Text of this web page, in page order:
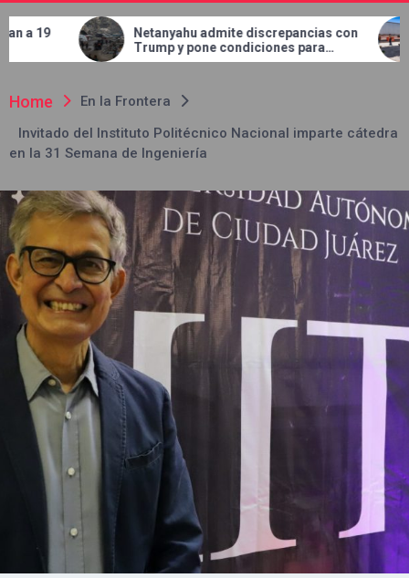
admite discrepancias con
y pone condiciones para
tropas de Gaza
Concluye JMAS
en el bulevar
Home
En la Frontera
Invitado del Instituto Politécnico Nacional imparte cátedra
en la 31 Semana de Ingeniería